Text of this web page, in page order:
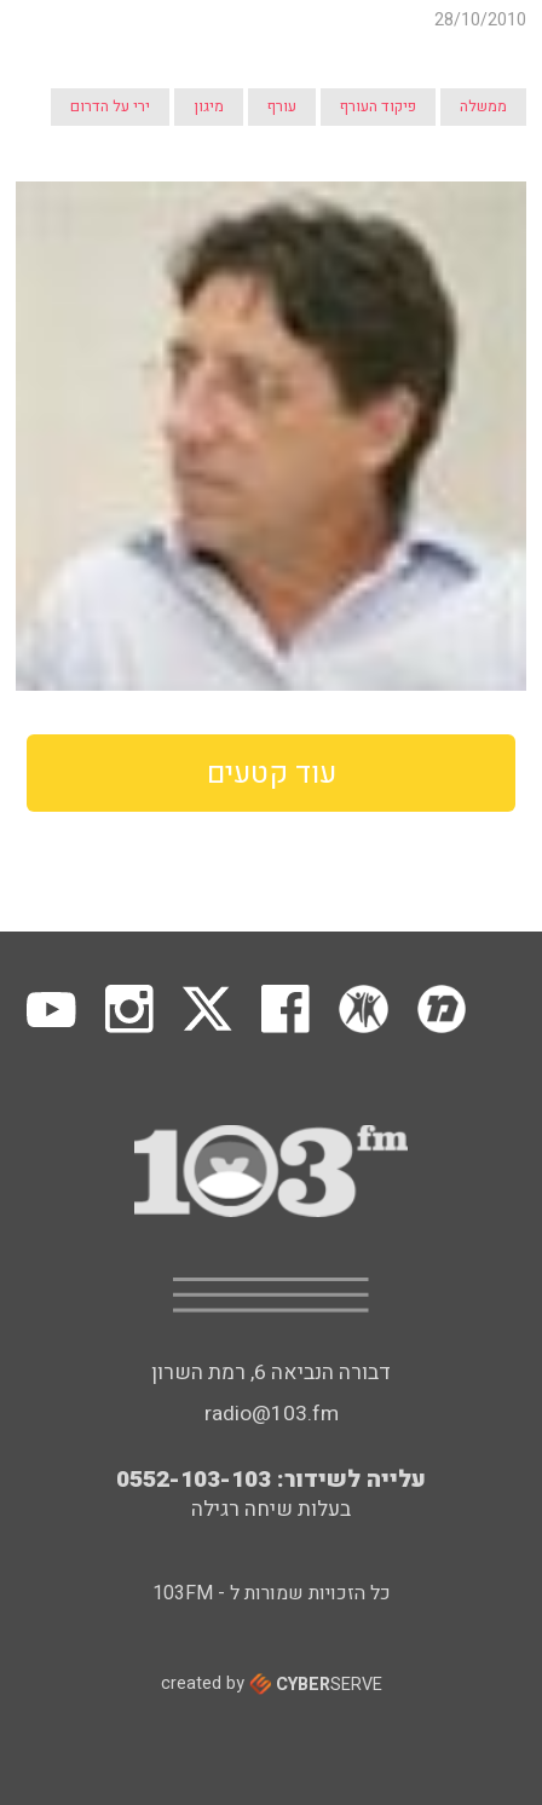
28/10/2010
ממשלה פיקוד העורף עורף מיגון ירי על הדרום
עוד קטעים
דבורה הנביאה 6, רמת השרון
radio@103.fm
עלייה לשידור: 0552-103-103
בעלות שיחה רגילה
כל הזכויות שמורות ל - 103FM
created by CYBERSERVE